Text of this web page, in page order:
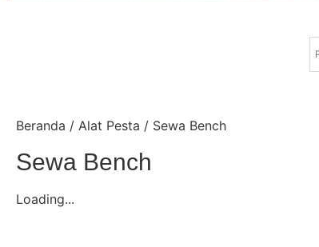
Beranda / Alat Pesta / Sewa Bench
Sewa Bench
Loading...